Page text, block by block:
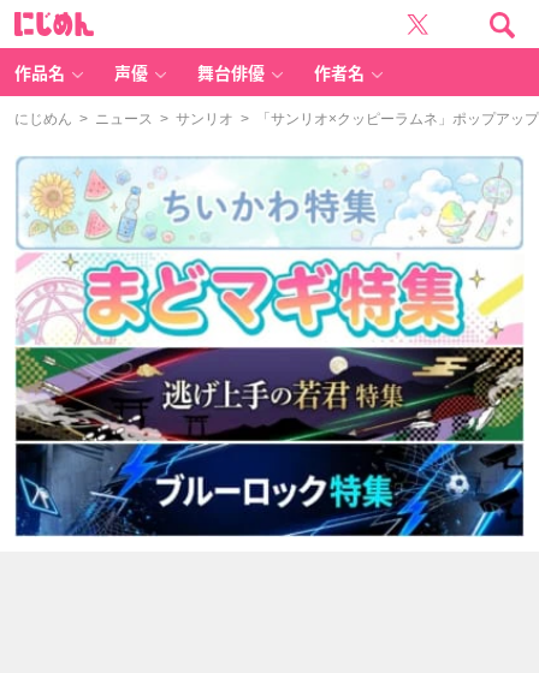
作品名 声優 舞台俳優 作者名
にじめん > ニュース > サンリオ > 「サンリオ×クッピーラムネ」ポップアッ